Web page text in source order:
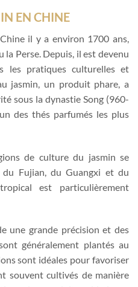
EN CHINE
il y a environ 1700 ans,
la Perse. Depuis, il est devenu
les pratiques culturelles et
jasmin, un produit phare, a
sous la dynastie Song (960-
des thés parfumés les plus
de culture du jasmin se
Fujian, du Guangxi et du
est particulièrement
une grande précision et des
généralement plantés au
sont idéales pour favoriser
souvent cultivés de manière